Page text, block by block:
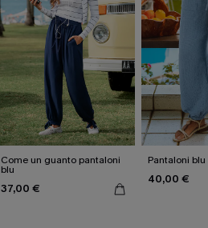
Come un guanto pantaloni
blu
37,00 €
Pantaloni
40,00 €